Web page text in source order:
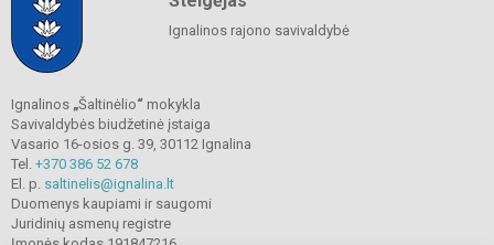
Ignalinos rajono savivaldybė
Ignalinos „Šaltinėlio“ mokykla
Savivaldybės biudžetinė įstaiga
Vasario 16-osios g. 39, 30112 Ignalina
Tel. +370 386 52 678
El. p. saltinelis@ignalina.lt
Duomenys kaupiami ir saugomi
Juridinių asmenų registre